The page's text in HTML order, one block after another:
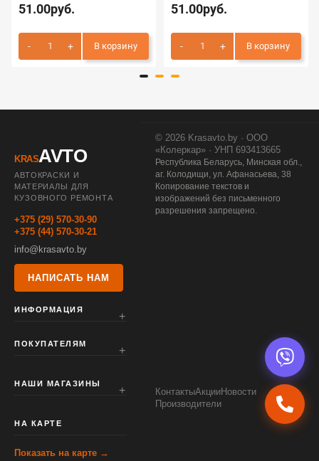
51.00руб.
В корзину
51.00руб.
В корзину
KRASAVTO
АВТОКРАСКИ И
МАТЕРИАЛЫ ДЛЯ
КУЗОВНОГО РЕМОНТА
+375 (29) 570-30-90
+375 (44) 570-30-21
info@krasavto.by
НАПИСАТЬ НАМ
ИНФОРМАЦИЯ
ПОКУПАТЕЛЯМ
НАШИ МАГАЗИНЫ
НА КАРТЕ
Показать на карте →
© 2026 Krasavto.by · ООО
«Колеркар» · УНП 693413665
Республика Беларусь, Минская обл.,
аг. Колодищи, ул. Афанасьева, 38
Копирование текстов и
изображений без письменного
разрешения запрещено.
КонтактыАкцииНовости
Производители